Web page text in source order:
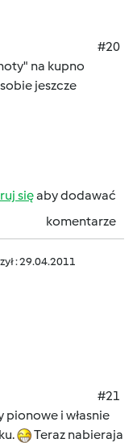
#20
na kupno
jeszcze
sięaby dodawać
komentarze
: 29.04.2011
#21
pionowe i własnie
Teraz nabieraja